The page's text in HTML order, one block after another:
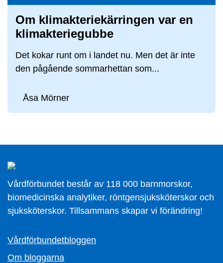
Om klimakteriekärringen var en
klimakteriegubbe
Det kokar runt om i landet nu. Men det är inte
den pågående sommarhettan som...
Åsa Mörner
Vårdförbundet består av 118 000 barnmorskor,
biomedicinska analytiker, röntgensjuksköterskor och
sjuksköterskor. Tillsammans skapar vi förändring!
Vårdförbundetbloggen
Om bloggarna